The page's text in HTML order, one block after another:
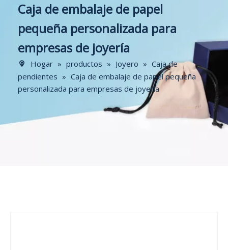
Caja de embalaje de papel
pequeña personalizada para
empresas de joyería
Hogar » productos » Joyero » Caja de
pendientes » Caja de embalaje de papel pequeña
personalizada para empresas de joyería